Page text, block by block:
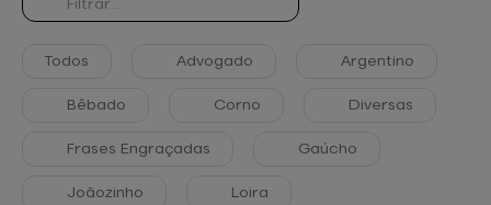
Todos Advogado Argentino
Bêbado Corno Diversas
Frases Engraçadas Gaúcho
Joãozinho Loira